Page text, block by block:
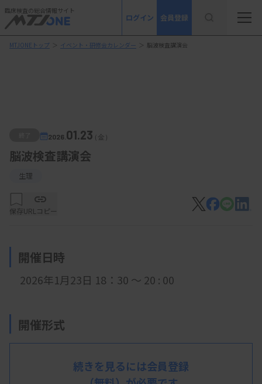
臨床検査の総合情報サイト
ログイン 会員登録
MTJONEトップ ＞ イベント・研修会カレンダー ＞ 脳波検査講演会
2026. 01.23（金）
脳波検査講演会
生理
保存URLコピー
開催日時
2026年1月23日 18：30 ～ 20 : 00
開催形式
現地開催＋LIVE配信
続きを見るには会員登録